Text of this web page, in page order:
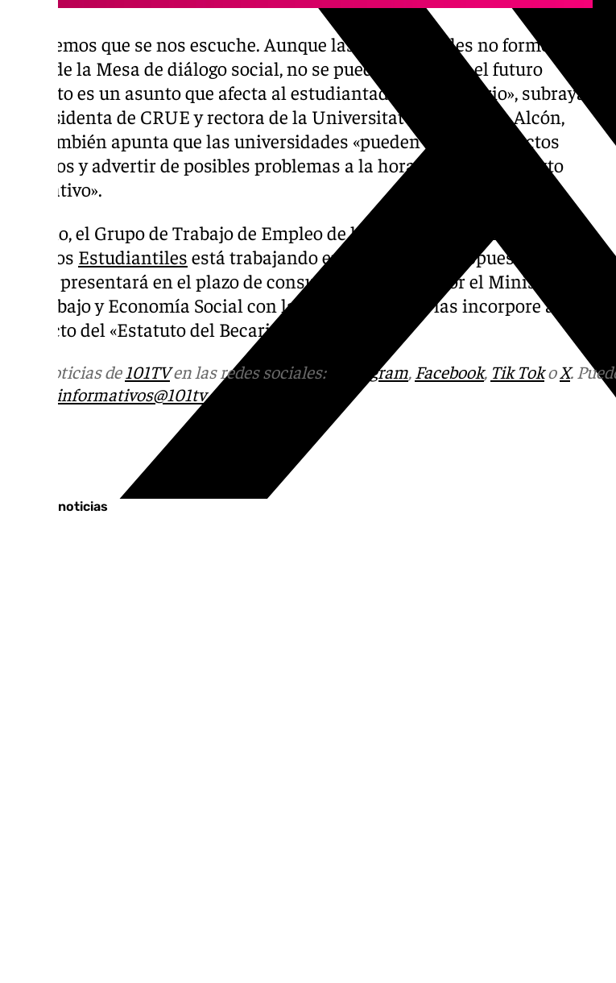
«Queremos que se nos escuche. Aunque las universidades no formemos
parte de la Mesa de diálogo social, no se puede obviar que el futuro
estatuto es un asunto que afecta al estudiantado universitario», subraya
la presidenta de CRUE y rectora de la Universitat Jaume I, Eva Alcón,
que también apunta que las universidades «pueden aportar aspectos
técnicos y advertir de posibles problemas a la hora de aplicar el texto
normativo».
Por ello, el Grupo de Trabajo de Empleo de la comisión sectorial de Crue-
Asuntos Estudiantiles está trabajando en una serie de propuestas que
CRUE presentará en el plazo de consulta establecido por el Ministerio
de Trabajo y Economía Social con la finalidad de que las incorpore al
proyecto del «Estatuto del Becario».
Más noticias de 101TVen las redes sociales: Instagram, Facebook, Tik TokoX.
informativos@101tv.es
Últimas noticias